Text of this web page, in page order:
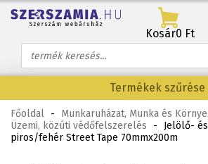
Kosár0 Ft
Termékek szűrése
Főoldal - Munkaruházat, Munka és
Üzemi, közúti védőfelszerelés
-
Jelölő-
piros/fehér Street Tape 70mmx200m